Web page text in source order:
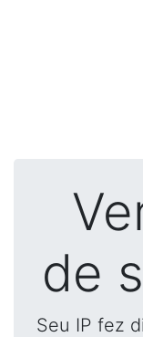
de
Seu IP fez